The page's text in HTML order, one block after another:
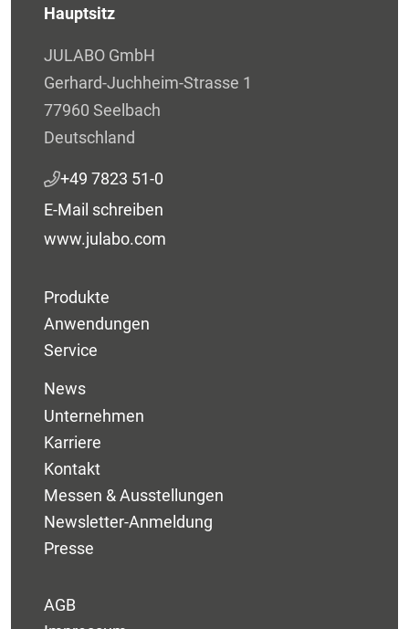
Hauptsitz
JULABO GmbH
Gerhard-Juchheim-Strasse 1
77960 Seelbach
Deutschland
+49 7823 51-0
E-Mail schreiben
www.julabo.com
Produkte
Anwendungen
Service
News
Unternehmen
Karriere
Kontakt
Messen & Ausstellungen
Newsletter-Anmeldung
Presse
AGB